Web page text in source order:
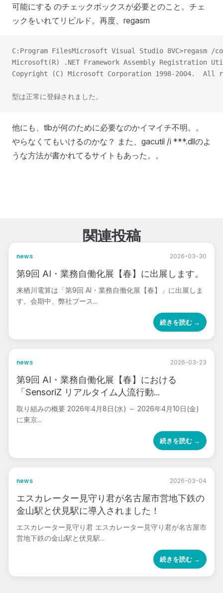
可能にする のチェックボックスが必要とのこと。チェ
ックをいれてリビルド。再度、regasm
C:Program FilesMicrosoft Visual Studio 8VC>regasm /
Microsoft(R) .NET Framework Assembly Registration
Copyright (C) Microsoft Corporation 1998-2004.  All
型は正常に登録されました。
他にも、tlbが何のために必要なのかイマイチ不明。。
やらなくてもいけるのかな？ また、gacutil /i ***.dllのよ
うな方法が書かれてるサイトもあった。。
関連投稿
news 2026-03-30
第9回 AI・業務自働化展【春】に出展します。
来栖川電算は「第9回 AI・業務自働化展【春】」に出展しま
す。会期中、弊社ブース...
続きを読む →
news 2026-03-23
第9回 AI・業務自働化展【春】における
「SensoriZ リアルタイム人流行動...
取り組みの概要 2026年4月8日(水) ～ 2026年4月10日(金)
に東京...
続きを読む →
news 2026-03-04
エスカレーター見守り君が名古屋市営地下鉄の
金山駅と伏見駅に導入されました！
エスカレーター見守り君 エスカレーター見守り君が名古屋市
営地下鉄の金山駅と伏見駅...
続きを読む →